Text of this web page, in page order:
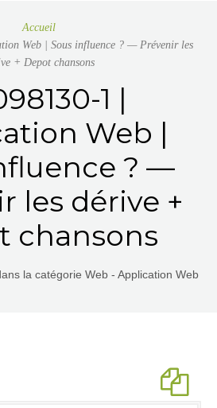
Accueil
Web | Sous influence ? — Prévenir les
+ Depot chansons
1 |
Web |
? —
les dérive +
chansons
la catégorie Web - Application Web